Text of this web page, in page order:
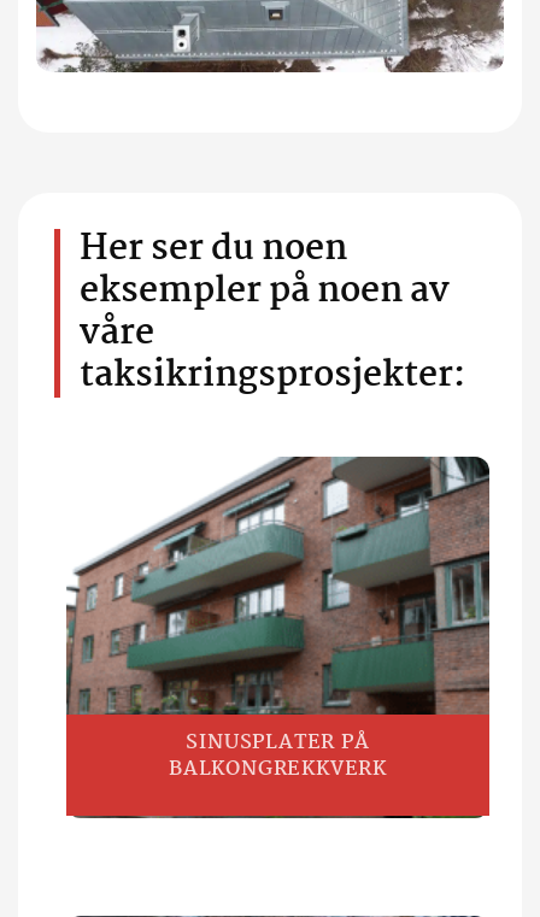
Her ser du noen
eksempler på noen av
våre
taksikringsprosjekter:
SINUSPLATER PÅ
BALKONGREKKVERK